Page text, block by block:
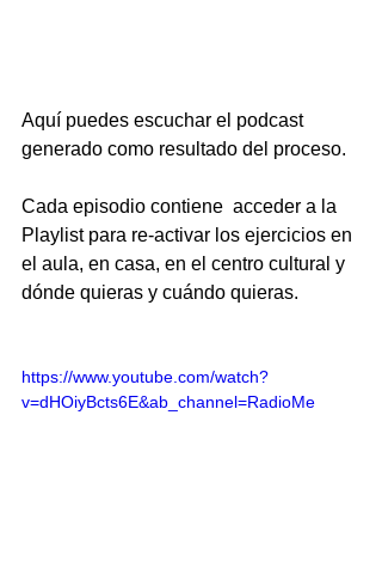
Aquí puedes escuchar el podcast
generado como resultado del proceso.
Cada episodio contiene  acceder a la
Playlist para re-activar los ejercicios en
el aula, en casa, en el centro cultural y
dónde quieras y cuándo quieras.
https://www.youtube.com/watch?
v=dHOiyBcts6E&ab_channel=RadioMe